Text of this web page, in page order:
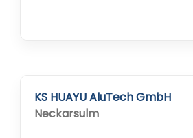
KS HUAYU AluTech GmbH
Neckarsulm